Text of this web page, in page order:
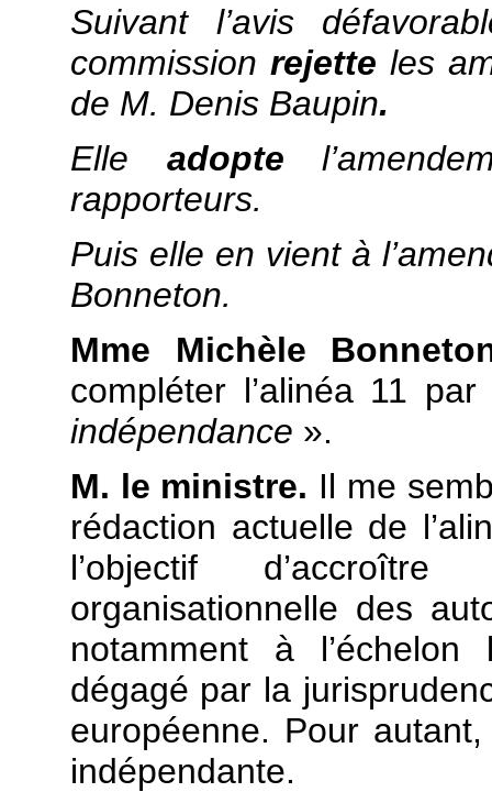
Suivant l’avis
commission rejette les
de M. Denis Baupin.
Elle adopte
rapporteurs.
Puis elle en vient à
Bonneton.
Mme Michèle
compléter l’alinéa 11
indépendance ».
M. le ministre. Il me
rédaction actuelle de
l’objectif
organisationnelle des
notamment à
dégagé par la
européenne. Pour
indépendante.